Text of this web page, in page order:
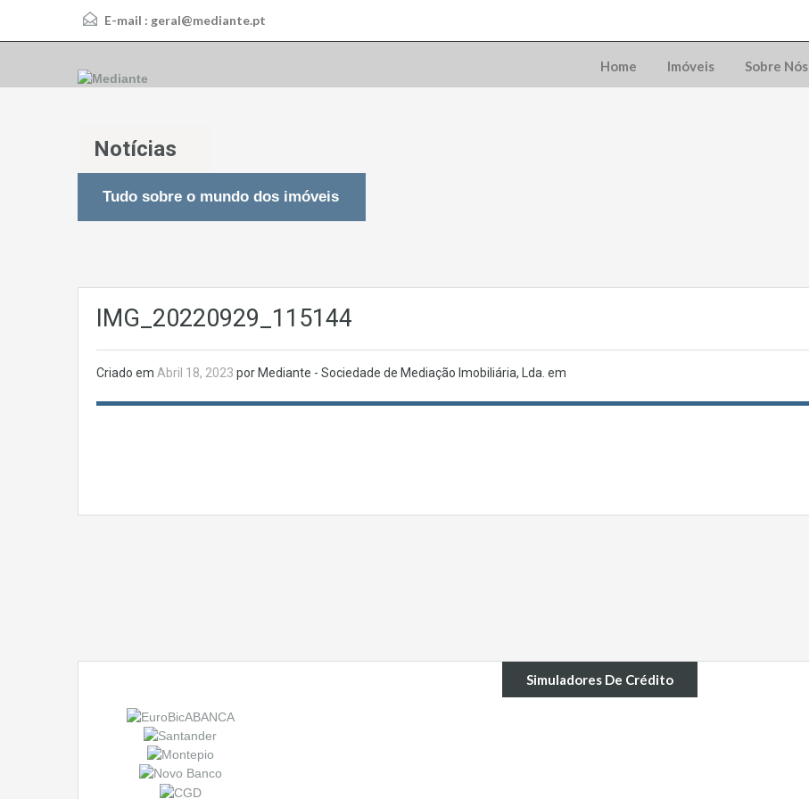
E-mail : geral@mediante.pt
Home Imóveis Sobre Nós
Notícias
Tudo sobre o mundo dos imóveis
IMG_20220929_115144
Criado em Abril 18, 2023 por Mediante - Sociedade de Mediação Imobiliária, Lda. em
Simuladores De Crédito